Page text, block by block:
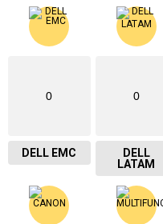
0
DELL EMC
0
DELL
LATAM